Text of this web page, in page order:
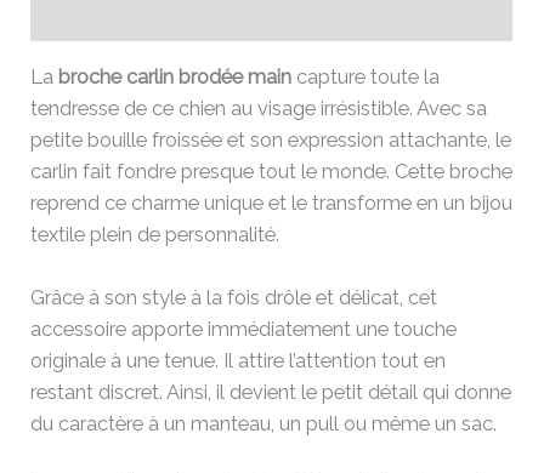
La broche carlin brodée main capture toute la
tendresse de ce chien au visage irrésistible. Avec sa
petite bouille froissée et son expression attachante, le
carlin fait fondre presque tout le monde. Cette broche
reprend ce charme unique et le transforme en un bijou
textile plein de personnalité.
Grâce à son style à la fois drôle et délicat, cet
accessoire apporte immédiatement une touche
originale à une tenue. Il attire l’attention tout en
restant discret. Ainsi, il devient le petit détail qui donne
du caractère à un manteau, un pull ou même un sac.